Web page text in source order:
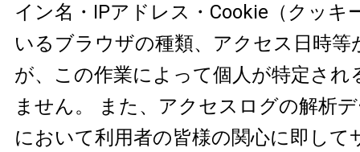
イン名・IPアドレス・Cookie（クッキ
いるブラウザの種類、アクセス日時等
が、この作業によって個人が特定され
ません。 また、アクセスログの解析
において利用者の皆様の関心に即して